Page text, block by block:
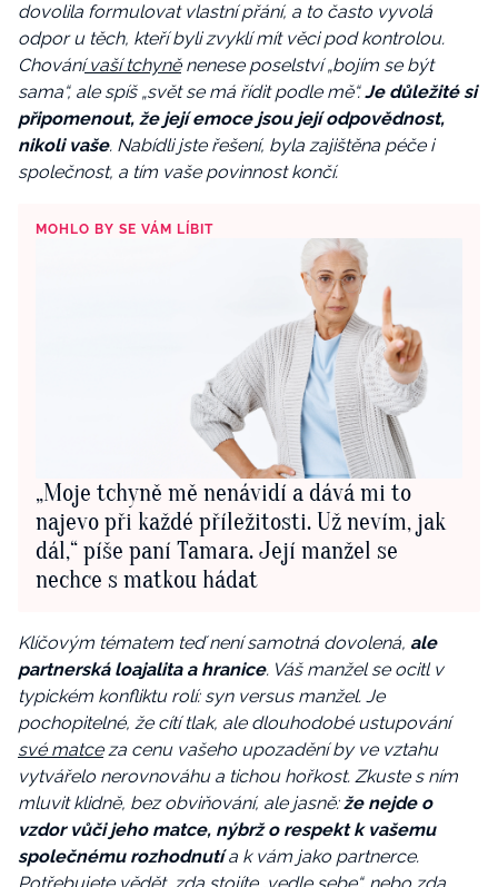
dovolila formulovat vlastní přání, a to často vyvolá
odpor u těch, kteří byli zvyklí mít věci pod kontrolou.
Chovánívaší tchyněnenese poselství „bojím se být
sama“, ale spíš „svět se má řídit podle mě“.Je důležité si
připomenout, že její emoce jsou její odpovědnost,
nikoli vaše. Nabídli jste řešení, byla zajištěna péče i
společnost, a tím vaše povinnost končí.
MOHLO BY SE VÁM LÍBIT
„Moje tchyně mě nenávidí a dává mi to
najevo při každé příležitosti. Už nevím, jak
dál,“ píše paní Tamara. Její manžel se
nechce s matkou hádat
Klíčovým tématem teď není samotná dovolená, ale
partnerská loajalita a hranice. Váš manžel se ocitl v
typickém konfliktu rolí: syn versus manžel. Je
pochopitelné, že cítí tlak, ale dlouhodobé ustupování
své matceza cenu vašeho upozadění by ve vztahu
vytvářelo nerovnováhu a tichou hořkost. Zkuste s ním
mluvit klidně, bez obviňování, ale jasně:že nejde o
vzdor vůči jeho matce, nýbrž o respekt k vašemu
společnému rozhodnutía k vám jako partnerce.